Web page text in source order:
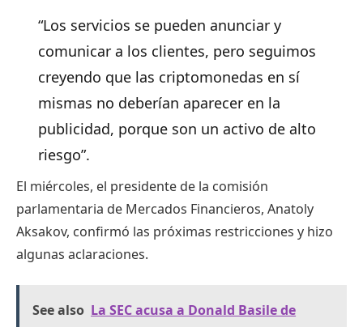
“Los servicios se pueden anunciar y
comunicar a los clientes, pero seguimos
creyendo que las criptomonedas en sí
mismas no deberían aparecer en la
publicidad, porque son un activo de alto
riesgo”.
El miércoles, el presidente de la comisión
parlamentaria de Mercados Financieros, Anatoly
Aksakov, confirmó las próximas restricciones y hizo
algunas aclaraciones.
See also La SEC acusa a Donald Basile de